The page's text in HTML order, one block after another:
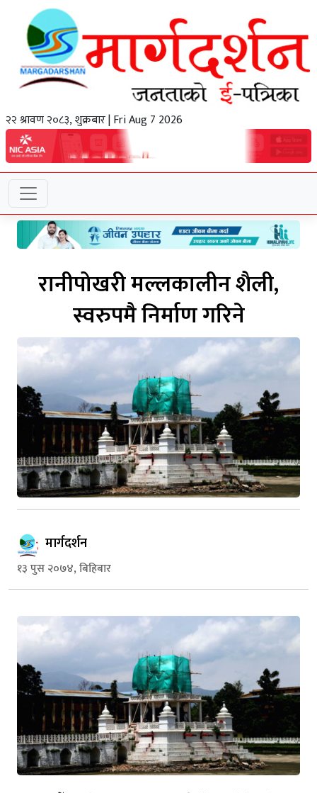
२२ श्रावण २०८३, शुक्रबार | Fri Aug 7 2026
रानीपोखरी मल्लकालीन शैली,
स्वरुपमै निर्माण गरिने
मार्गदर्शन
१३ पुस २०७४, बिहिबार